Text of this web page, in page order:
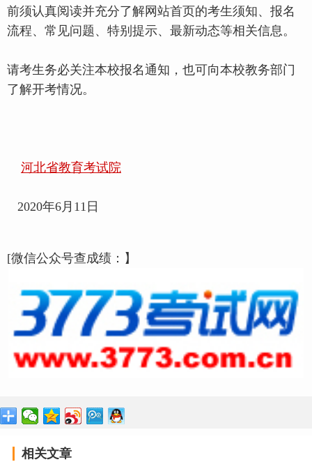
前须认真阅读并充分了解网站首页的考生须知、报名
流程、常见问题、特别提示、最新动态等相关信息。
请考生务必关注本校报名通知，也可向本校教务部门
了解开考情况。
河北省教育考试院
2020年6月11日
[微信公众号查成绩：】
相关文章